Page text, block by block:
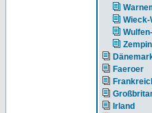
Wieck-
Faeroer
Irland